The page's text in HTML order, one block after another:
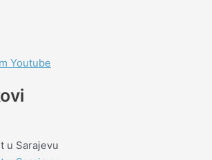
Youtube
u Sarajevu